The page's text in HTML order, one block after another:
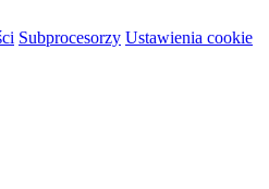
Subprocesorzy Ustawienia cookie